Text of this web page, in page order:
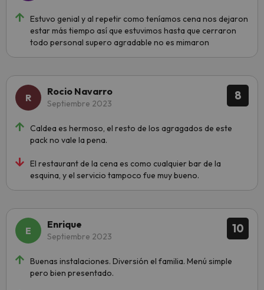
Estuvo genial y al repetir como teníamos cena nos dejaron
estar más tiempo así que estuvimos hasta que cerraron
todo personal supero agradable no es mimaron
8
Rocio Navarro
Septiembre 2023
Caldea es hermoso, el resto de los agragados de este
pack no vale la pena.
El restaurant de la cena es como cualquier bar de la
esquina, y el servicio tampoco fue muy bueno.
10
Enrique
Septiembre 2023
Buenas instalaciones. Diversión el familia. Menú simple
pero bien presentado.